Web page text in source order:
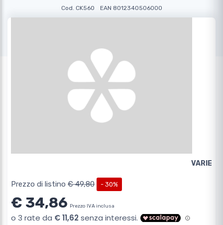
Cod. CK560 EAN 8012340506000
VARIE
Prezzo di listino € 49,80 - 30%
€ 34,86 Prezzo IVA inclusa